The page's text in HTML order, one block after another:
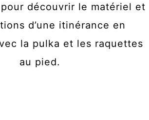
découvrir le matériel et
d’une itinérance en
la pulka et les raquettes
au pied.